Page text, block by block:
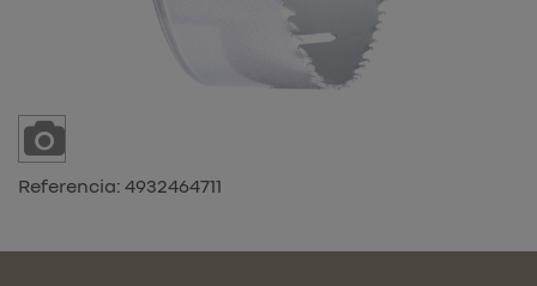
Referencia: 4932464711